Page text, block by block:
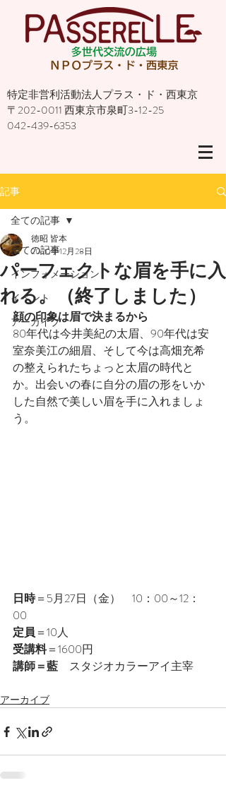
特定非営利活動法人プラス・ド・西東京
〒202-0011 西東京市泉町3-12-25
042-439-6353
記事
全ての記事
インフォメーション
イベント
アーカイブ
全ての記事
パーフェクトな眉を手に入
れる。（終了しました）
徳昭 皆本
2020年12月28日
顔の印象は眉で決まるから
80年代は今井美紀の太眉、90年代は安
室奈美江の細眉、そして今は高畑充希
の整えられたちょっと太眉の時代と
か。出会いの春に自分の眉の形をいか
した自然で美しい眉を手に入れましょ
う。
日時＝5月27日（金）　10：00～12：
00
定員＝10人
受講料＝1600円
講師＝藍 スタジオカラーアイ主宰
アーカイブ